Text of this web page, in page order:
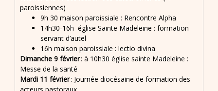
paroissiennes)
9h 30 maison paroissiale : Rencontre Alpha
14h30-16h église Sainte Madeleine : formation
servant d’autel
16h maison paroissiale : lectio divina
Dimanche 9 février: à 10h30 église sainte Madeleine :
Messe de la santé
Mardi 11 février: Journée diocésaine de formation des